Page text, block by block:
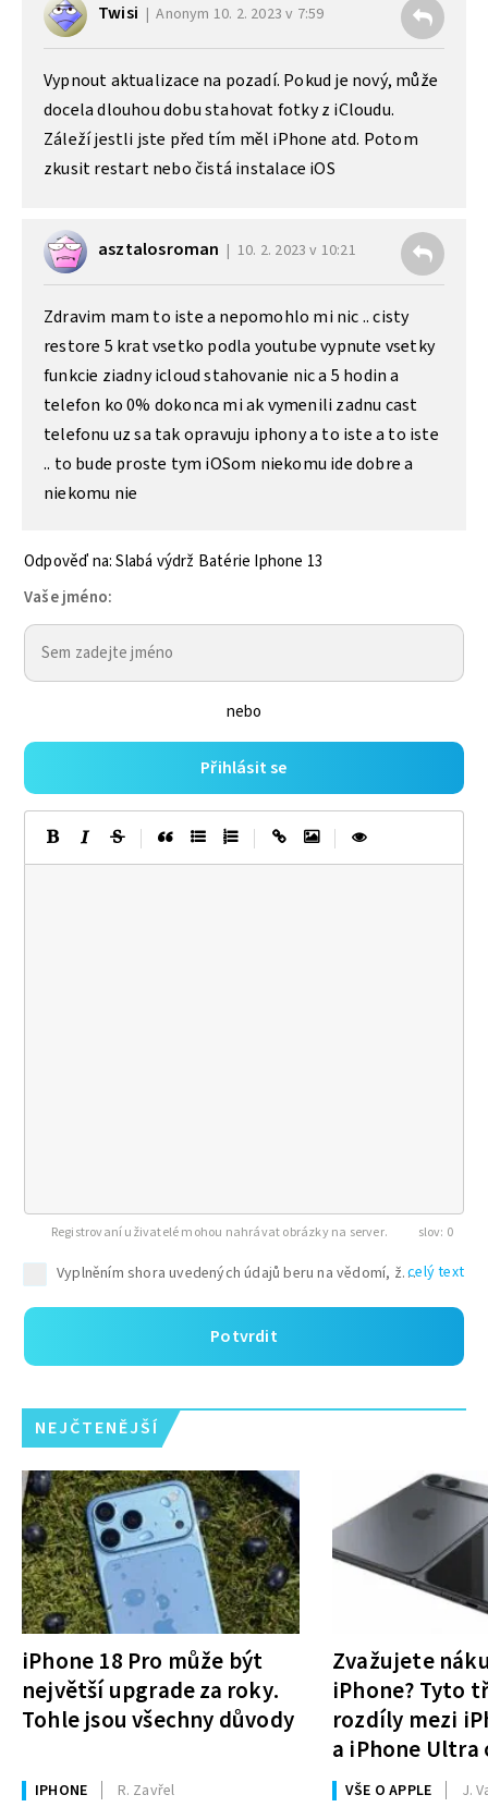
Twisi Anonym 10. 2. 2023 v 7:59
Vypnout aktualizace na pozadí. Pokud je nový, může
docela dlouhou dobu stahovat fotky z iCloudu.
Záleží jestli jste před tím měl iPhone atd. Potom
zkusit restart nebo čistá instalace iOS
asztalosroman 10. 2. 2023 v 10:21
Zdravim mam to iste a nepomohlo mi nic .. cisty
restore 5 krat vsetko podla youtube vypnute vsetky
funkcie ziadny icloud stahovanie nic a 5 hodin a
telefon ko 0% dokonca mi ak vymenili zadnu cast
telefonu uz sa tak opravuju iphony a to iste a to iste
.. to bude proste tym iOSom niekomu ide dobre a
niekomu nie
Odpověď na: Slabá výdrž Batérie Iphone 13
Vaše jméno:
nebo
Přihlásit se
Registrovaní uživatelé mohou nahrávat obrázky na server. 0
celý text
Potvrdit
NEJČTENĚJŠÍ
iPhone 18 Pro může být
největší upgrade za roky.
Tohle jsou všechny důvody
IPHONE R. Zavřel
Zvažujete
iPhone? Tyto
rozdíly mezi
a iPhone Ultra
rozhodnutí
VŠE O APPLE J.